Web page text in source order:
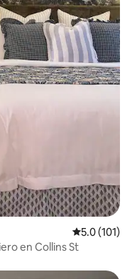
Calificación
5.0 (101)
en Collins St